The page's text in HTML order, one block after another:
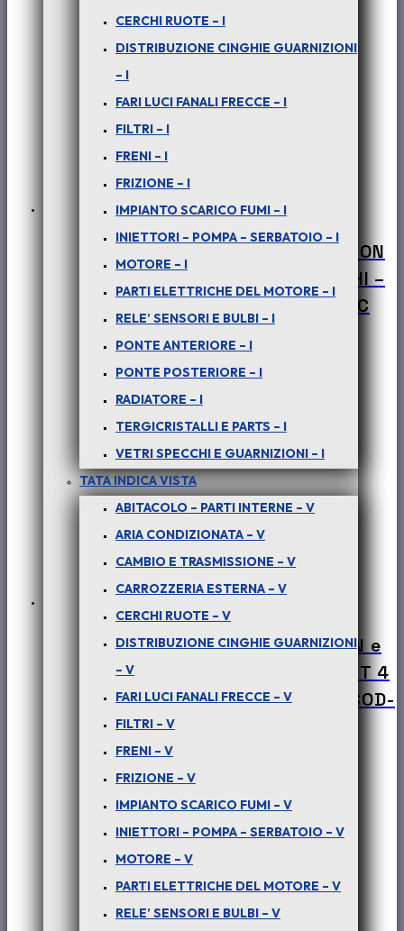
CERCHI RUOTE – I
DISTRIBUZIONE CINGHIE GUARNIZIONI
– I
FARI LUCI FANALI FRECCE – I
FILTRI – I
FRENI – I
FRIZIONE – I
IMPIANTO SCARICO FUMI – I
INIETTORI – POMPA – SERBATOIO – I
MOTORE – I
PARTI ELETTRICHE DEL MOTORE – I
RELE’ SENSORI E BULBI – I
PONTE ANTERIORE – I
PONTE POSTERIORE – I
RADIATORE – I
TERGICRISTALLI E PARTS – I
VETRI SPECCHI E GUARNIZIONI – I
TATA INDICA VISTA
ABITACOLO – PARTI INTERNE – V
ARIA CONDIZIONATA – V
CAMBIO E TRASMISSIONE – V
CARROZZERIA ESTERNA – V
CERCHI RUOTE – V
DISTRIBUZIONE CINGHIE GUARNIZIONI
– V
FARI LUCI FANALI FRECCE – V
FILTRI – V
FRENI – V
FRIZIONE – V
IMPIANTO SCARICO FUMI – V
INIETTORI – POMPA – SERBATOIO – V
MOTORE – V
PARTI ELETTRICHE DEL MOTORE – V
RELE’ SENSORI E BULBI – V
PER SAFARI – PICK-UP TELCO – XENON
– (tutte le versioni) : PORTAPACCHI –
BARRE PORTASCI – COD-L0058-33C
160,00 + iva
PER SAFARI, PICK-UP TELCO, XENON e
TATA ARIA – (tutte le versioni) : KIT 4
MORSETTI TUBI A.P. IDROGUIDA – COD-
AB0020-MN3
+ iva